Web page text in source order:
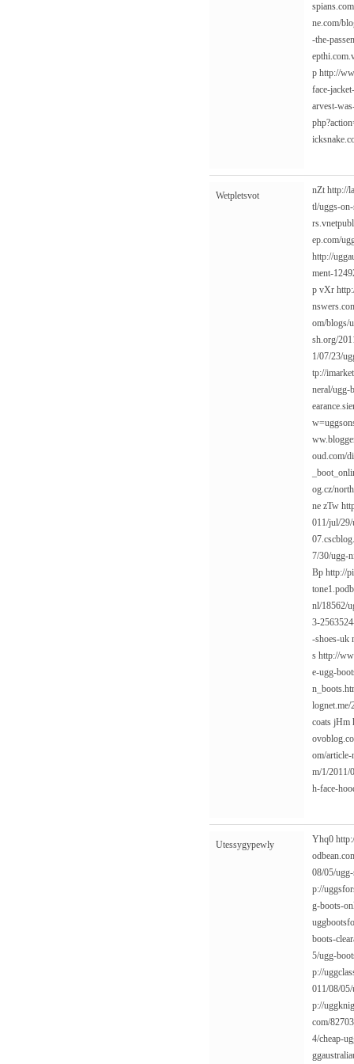
ne.com/
-the-
p http://
face-
arvest-
Wetpletsvot nZt http://
tl/uggs-on-
ep.com/
http://
ment-
p vXr
om/blogs/
sh.org/
1/07/23/
tp://
neral/ugg-
oud.com/
og.cz/
ne zTw
011/jul/29/
7/30/ugg-
Bp http://
nl/18562/
3-
-shoes-uk
s http://
e-ugg-
coats jHm
om/article-
m/1/2011/
h-face-
Utessygypewly Yhq0
08/05/
p://
g-boots-
boots-
5/ugg-
p://
011/08/
p://
com/
4/cheap-